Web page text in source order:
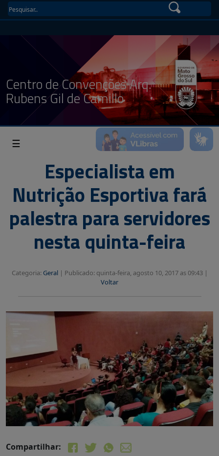
Centro de Convenções Arq.
Rubens Gil de Camillo
☰
Especialista em
Nutrição Esportiva fará
palestra para servidores
nesta quinta-feira
Categoria: Geral| Publicado: quinta-feira, agosto 10, 2017 as 09:43 |
Voltar
Compartilhar: